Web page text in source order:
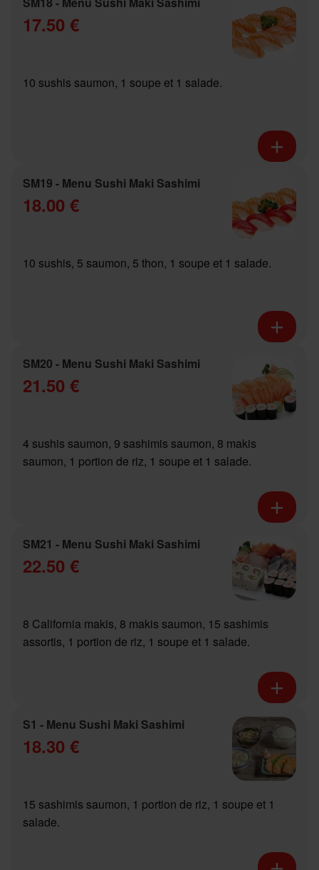
17.50 €
10 sushis saumon, 1 soupe et 1 salade.
SM19 - Menu Sushi Maki Sashimi
18.00 €
10 sushis, 5 saumon, 5 thon, 1 soupe et 1 salade.
SM20 - Menu Sushi Maki Sashimi
21.50 €
4 sushis saumon, 9 sashimis saumon, 8 makis
saumon, 1 portion de riz, 1 soupe et 1 salade.
SM21 - Menu Sushi Maki Sashimi
22.50 €
8 California makis, 8 makis saumon, 15 sashimis
assortis, 1 portion de riz, 1 soupe et 1 salade.
S1 - Menu Sushi Maki Sashimi
18.30 €
15 sashimis saumon, 1 portion de riz, 1 soupe et 1
salade.